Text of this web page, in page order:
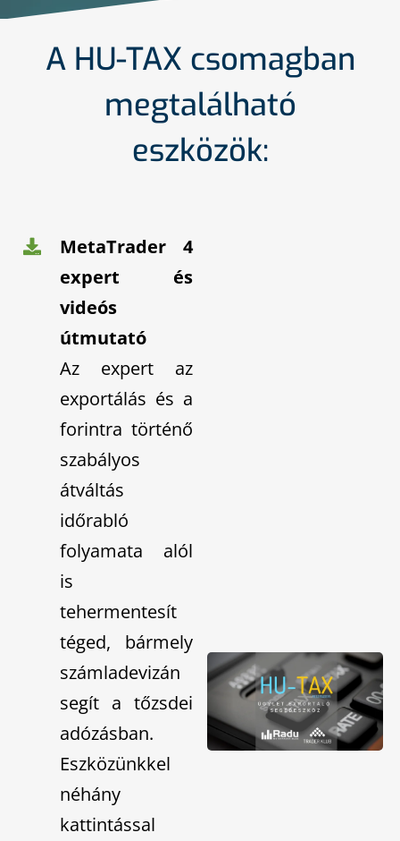
A HU-TAX csomagban
megtalálható
eszközök:
MetaTrader 4
expert és
videós
útmutató
Az expert az
exportálás és a
forintra történő
szabályos
átváltás
időrabló
folyamata alól
is
tehermentesít
téged, bármely
számladevizán
segít a tőzsdei
adózásban.
Eszközünkkel
néhány
kattintással